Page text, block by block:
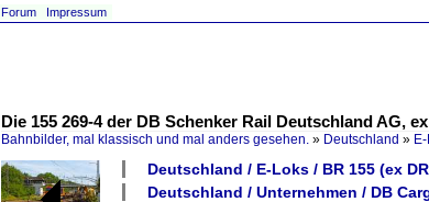
Forum Impressum
Die 155 269-4 der DB Schenker Rail Deutschland AG,
Bahnbilder, mal klassisch und mal anders gesehen. » Deutschland »
Deutschland / E-Loks / BR 155 (ex
Deutschland / Unternehmen / DB